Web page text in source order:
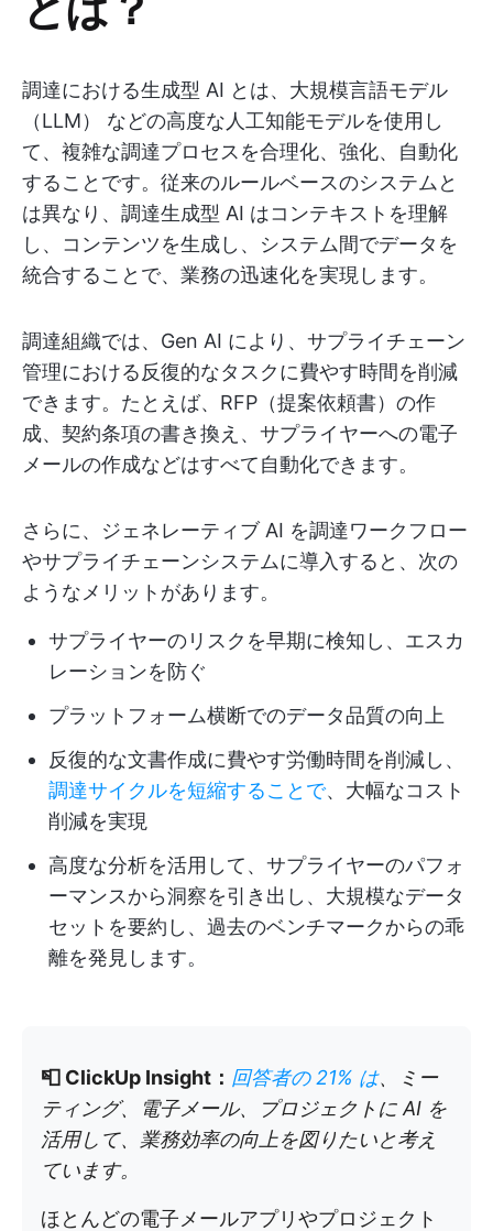
調達における生成型 AI とは、大規模言語モデル
（LLM） などの高度な人工知能モデルを使用し
て、複雑な調達プロセスを合理化、強化、自動化
することです。従来のルールベースのシステムと
は異なり、調達生成型 AI はコンテキストを理解
し、コンテンツを生成し、システム間でデータを
統合することで、業務の迅速化を実現します。
調達組織では、Gen AI により、サプライチェーン
管理における反復的なタスクに費やす時間を削減
できます。たとえば、RFP（提案依頼書）の作
成、契約条項の書き換え、サプライヤーへの電子
メールの作成などはすべて自動化できます。
さらに、ジェネレーティブ AI を調達ワークフロー
やサプライチェーンシステムに導入すると、次の
ようなメリットがあります。
サプライヤーのリスクを早期に検知し、エスカ
レーションを防ぐ
プラットフォーム横断でのデータ品質の向上
反復的な文書作成に費やす労働時間を削減し、
調達サイクルを短縮することで、大幅なコスト
削減を実現
高度な分析を活用して、サプライヤーのパフォ
ーマンスから洞察を引き出し、大規模なデータ
セットを要約し、過去のベンチマークからの乖
離を発見します。
📮 ClickUp Insight： 回答者の 21% は、ミー
ティング、電子メール、プロジェクトに AI を
活用して、業務効率の向上を図りたいと考え
ています。
ほとんどの電子メールアプリやプロジェクト